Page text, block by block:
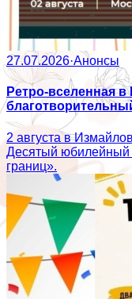
27.07.2026·Анонсы
Ретро-вселенная
2 августа в
Десятый юбилейный
границ».